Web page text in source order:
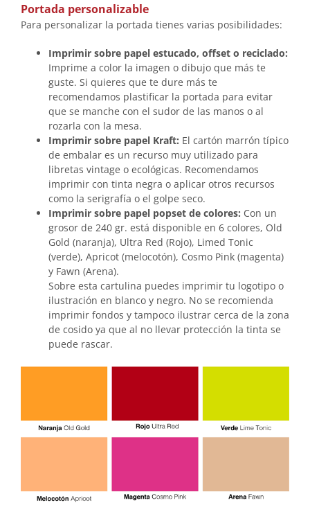
Portada personalizable
Para personalizar la portada tienes varias posibilidades:
Imprimir sobre papel estucado, offset o reciclado:
Imprime a color la imagen o dibujo que más te
guste. Si quieres que te dure más te
recomendamos plastificar la portada para evitar
que se manche con el sudor de las manos o al
rozarla con la mesa.
Imprimir sobre papel Kraft: El cartón marrón típico
de embalar es un recurso muy utilizado para
libretas vintage o ecológicas. Recomendamos
imprimir con tinta negra o aplicar otros recursos
como la serigrafía o el golpe seco.
Imprimir sobre papel popset de colores: Con un
grosor de 240 gr. está disponible en 6 colores, Old
Gold (naranja), Ultra Red (Rojo), Limed Tonic
(verde), Apricot (melocotón), Cosmo Pink (magenta)
y Fawn (Arena).
Sobre esta cartulina puedes imprimir tu logotipo o
ilustración en blanco y negro. No se recomienda
imprimir fondos y tampoco ilustrar cerca de la zona
de cosido ya que al no llevar protección la tinta se
puede rascar.